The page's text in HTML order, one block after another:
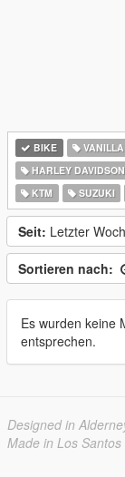
BIKE VANILLA
HARLEY DAVIDSON
KTM
SUZUKI
Seit: Letzter
Sortieren nach:
Es wurden keine
entsprechen.
Designed in
Made in Los Santos